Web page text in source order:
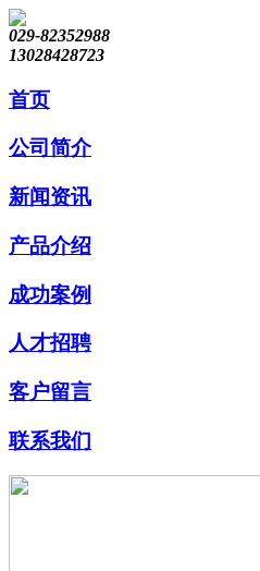
029-82352988
13028428723
首页
公司简介
新闻资讯
产品介绍
成功案例
人才招聘
客户留言
联系我们